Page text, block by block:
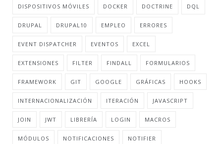
DISPOSITIVOS MÓVILES DOCKER DOCTRINE DQL
DRUPAL DRUPAL10 EMPLEO ERRORES
EVENT DISPATCHER EVENTOS EXCEL
EXTENSIONES FILTER FINDALL FORMULARIOS
FRAMEWORK GIT GOOGLE GRÁFICAS HOOKS
INTERNACIONALIZACIÓN ITERACIÓN JAVASCRIPT
JOIN JWT LIBRERÍA LOGIN MACROS
MÓDULOS NOTIFICACIONES NOTIFIER